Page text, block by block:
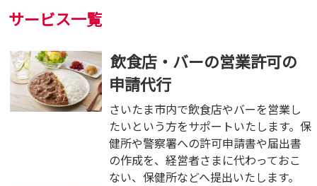
サービス一覧
飲食店・バーの営業許可の
申請代行
さいたま市内で飲食店やバーを営業し
たいという方をサポートいたします。保
健所や警察署への許可申請書や届出書
の作成を、経営者さまに代わっておこ
ない、保健所などへ提出いたします。